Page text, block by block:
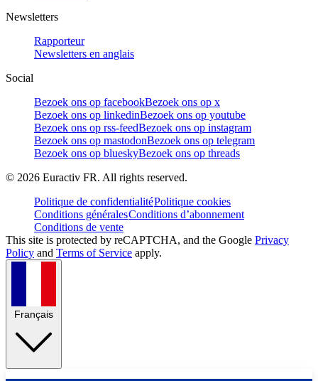
Newsletters
Rapporteur
Newsletters en anglais
Social
Bezoek ons op facebookBezoek ons op x
Bezoek ons op linkedinBezoek ons op youtube
Bezoek ons op rss-feedBezoek ons op instagram
Bezoek ons op mastodonBezoek ons op telegram
Bezoek ons op blueskyBezoek ons op threads
© 2026 Euractiv FR. All rights reserved.
Politique de confidentialitéPolitique cookies
Conditions généralesConditions d’abonnement
Conditions de vente
This site is protected by reCAPTCHA, and the Google Privacy
Policy and Terms of Service apply.
Français